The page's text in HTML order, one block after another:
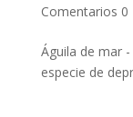
Comentarios 0
Águila de mar
especie de